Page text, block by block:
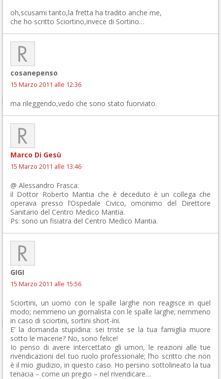
oh,scusami tanto,la fretta ha tradito anche me,
che ho scritto Sciortino,invece di Sortino…
cosanepenso
15 Marzo 2011 alle 12:36
ma rileggendo,vedo che sono stato fuorviato.
Marco Di Gesù
15 Marzo 2011 alle 13:46
@ Alessandro Frasca:
il Dottor Roberto Mantia che è deceduto è un collega che
operava presso l’Ospedale Civico, omonimo del Direttore
Sanitario del Centro Medico Mantia.
Ps: sono un fisiatra del Centro Medico Mantia.
GIGI
15 Marzo 2011 alle 15:56
Sciortini, un uomo con le spalle larghe non reagisce in quel
modo; nemmeno un giornalista con le spalle larghe; nemmeno
in caso di sciortini, sortini short-ini.
E’ la domanda stupidina: sei triste se la tua famiglia muore
sotto le macerie? No, sono felice!
Io penso di avere intercettato gli umori, le reazioni alle tue
rivendicazioni del tuo ruolo professionale; l’ho scritto che non
è il mio giudizio, in questo caso. Ho persino sottolineato la tua
tenacia – come un pregio – nel rivendicare…